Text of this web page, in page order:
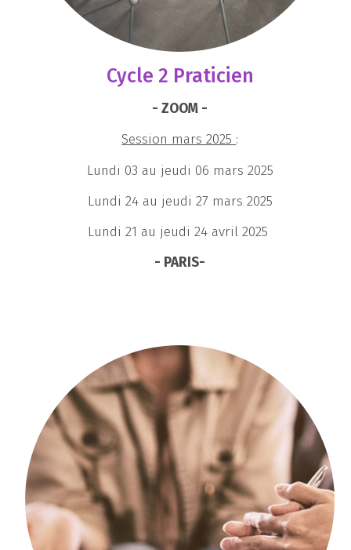
Cycle 2 Praticien
- ZOOM -
Session mars 2025 :
Lundi 03 au jeudi 06 mars 2025
Lundi 24 au jeudi 27 mars 2025
Lundi 21 au jeudi 24 avril 2025
- PARIS-